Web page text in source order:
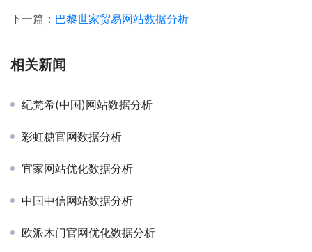
下一篇： 巴黎世家贸易网站数据分析
相关新闻
纪梵希(中国)网站数据分析
彩虹糖官网数据分析
宜家网站优化数据分析
中国中信网站数据分析
欧派木门官网优化数据分析